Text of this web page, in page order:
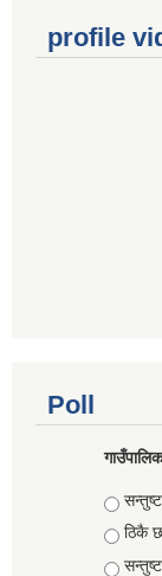
profile
Poll
ठिकै